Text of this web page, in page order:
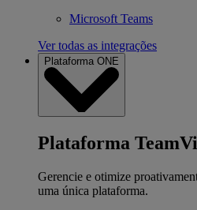
Microsoft Teams
Ver todas as integrações
Plataforma ONE
Plataforma
Gerencie e otimize
uma única plataforma.